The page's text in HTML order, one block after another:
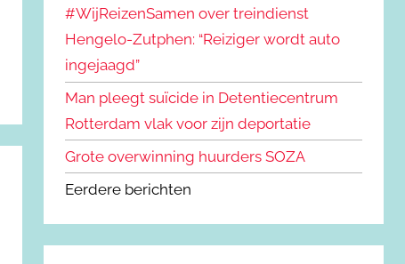
#WijReizenSamen over treindienst
Hengelo-Zutphen: “Reiziger wordt auto
ingejaagd”
Man pleegt suïcide in Detentiecentrum
Rotterdam vlak voor zijn deportatie
Grote overwinning huurders SOZA
Eerdere berichten